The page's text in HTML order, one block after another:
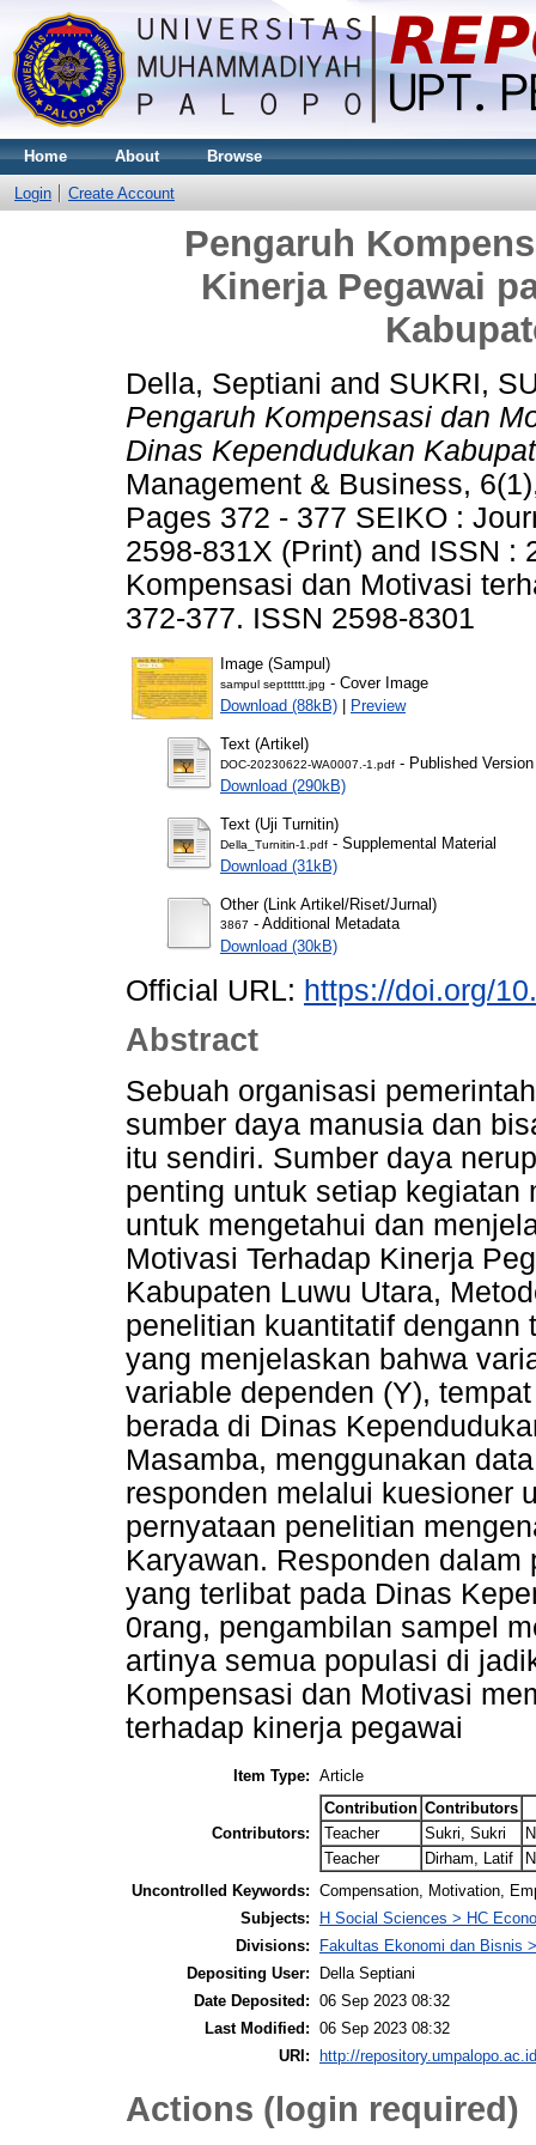
Home About Browse
Login Create Account
Pengaruh
Kinerja Pegawai
Della, Septiani and SUKRI,
Pengaruh Kompensasi dan
Dinas Kependudukan
Management & Business,
Pages 372 - 377 SEIKO :
2598-831X (Print) and ISSN :
Kompensasi dan Motivasi
372-377. ISSN 2598-8301
Image (Sampul)
sampul septttttt.jpg - Cover Image
Download (88kB) | Preview
Text (Artikel)
DOC-20230622-WA0007.-1.pdf - Published Version
Download (290kB)
Text (Uji Turnitin)
Della_Turnitin-1.pdf - Supplemental Material
Download (31kB)
Other (Link Artikel/Riset/Jurnal)
3867 - Additional Metadata
Download (30kB)
Official URL: https://doi.org/
Abstract
Sebuah organisasi
sumber daya manusia dan
itu sendiri. Sumber daya
penting untuk setiap
untuk mengetahui dan
Motivasi Terhadap Kinerja
Kabupaten Luwu Utara,
penelitian kuantitatif
yang menjelaskan bahwa
variable dependen (Y),
berada di Dinas
Masamba, menggunakan
responden melalui kuesioner
pernyataan penelitian
Karyawan. Responden
yang terlibat pada Dinas
0rang, pengambilan sampel
artinya semua populasi di
Kompensasi dan Motivasi
terhadap kinerja pegawai
Item Type: Article
Contributors:
Contribution Contributors
Teacher
Sukri, Sukri
Teacher
Dirham, Latif
Uncontrolled Keywords: Compensation, Motivation,
Subjects:
H Social Sciences > HC
Divisions:
Fakultas Ekonomi dan Bisnis
Depositing User:
Della Septiani
Date Deposited: 06 Sep 2023 08:32
Last Modified: 06 Sep 2023 08:32
URI:
http://
Actions (login required)